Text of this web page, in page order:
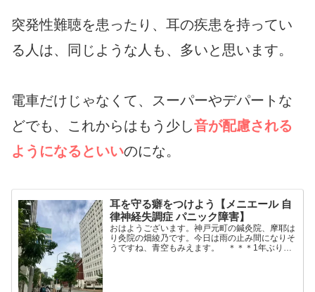
突発性難聴を患ったり、耳の疾患を持ってい
る人は、同じような人も、多いと思います。
電車だけじゃなくて、スーパーやデパートな
どでも、これからはもう少し音が配慮される
ようになるといいのにな。
耳を守る癖をつけよう【メニエール 自
律神経失調症 パニック障害】
おはようございます。神戸元町の鍼灸院、摩耶は
り灸院の畑綾乃です。今日は雨の止み間になりそ
うですね、青空もみえます。 ＊＊＊1年ぶりに